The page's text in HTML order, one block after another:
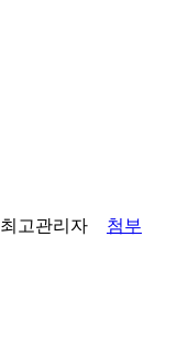
최고관리자 첨부